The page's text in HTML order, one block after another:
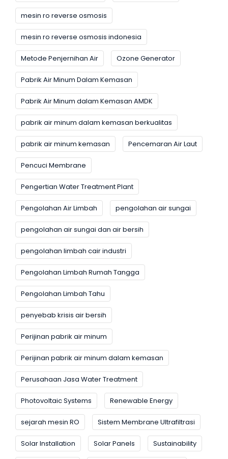
mesin ro reverse osmosis
mesin ro reverse osmosis indonesia
Metode Penjernihan Air Ozone Generator
Pabrik Air Minum Dalam Kemasan
Pabrik Air Minum dalam Kemasan AMDK
pabrik air minum dalam kemasan berkualitas
pabrik air minum kemasan Pencemaran Air Laut
Pencuci Membrane
Pengertian Water Treatment Plant
Pengolahan Air Limbah pengolahan air sungai
pengolahan air sungai dan air bersih
pengolahan limbah cair industri
Pengolahan Limbah Rumah Tangga
Pengolahan Limbah Tahu
penyebab krisis air bersih
Perijinan pabrik air minum
Perijinan pabrik air minum dalam kemasan
Perusahaan Jasa Water Treatment
Photovoltaic Systems Renewable Energy
sejarah mesin RO Sistem Membrane Ultrafiltrasi
Solar Installation Solar Panels Sustainability